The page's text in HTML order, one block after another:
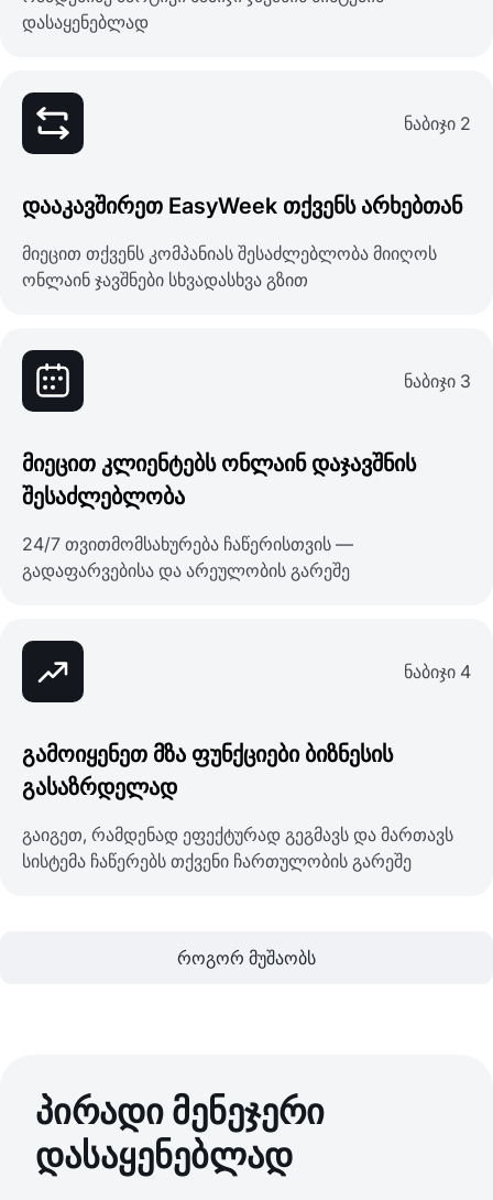
დასაყენებლად
ნაბიჯი 2
დააკავშირეთ EasyWeek თქვენს არხებთან
მიეცით თქვენს კომპანიას შესაძლებლობა მიიღოს
ონლაინ ჯავშნები სხვადასხვა გზით
ნაბიჯი 3
მიეცით კლიენტებს ონლაინ დაჯავშნის
შესაძლებლობა
24/7 თვითმომსახურება ჩაწერისთვის —
გადაფარვებისა და არეულობის გარეშე
ნაბიჯი 4
გამოიყენეთ მზა ფუნქციები ბიზნესის
გასაზრდელად
გაიგეთ, რამდენად ეფექტურად გეგმავს და მართავს
სისტემა ჩაწერებს თქვენი ჩართულობის გარეშე
როგორ მუშაობს
პირადი მენეჯერი
დასაყენებლად